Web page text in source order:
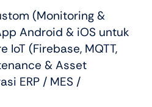
(Monitoring &
Android & iOS untuk
IoT (Firebase, MQTT,
& Asset
ERP / MES /